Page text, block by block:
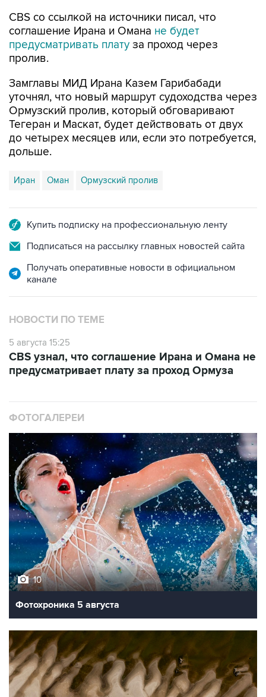
CBS со ссылкой на источники писал, что
соглашение Ирана и Омана не будет
предусматривать плату за проход через
пролив.
Замглавы МИД Ирана Казем Гарибабади
уточнял, что новый маршрут судоходства через
Ормузский пролив, который обговаривают
Тегеран и Маскат, будет действовать от двух
до четырех месяцев или, если это потребуется,
дольше.
Иран Оман Ормузский пролив
Купить подписку на профессиональную ленту
Подписаться на рассылку главных новостей сайта
Получать оперативные новости в официальном
канале
НОВОСТИ ПО ТЕМЕ
5 августа 15:25
CBS узнал, что соглашение Ирана и Омана не
предусматривает плату за проход Ормуза
ФОТОГАЛЕРЕИ
10
Фотохроника 5 августа